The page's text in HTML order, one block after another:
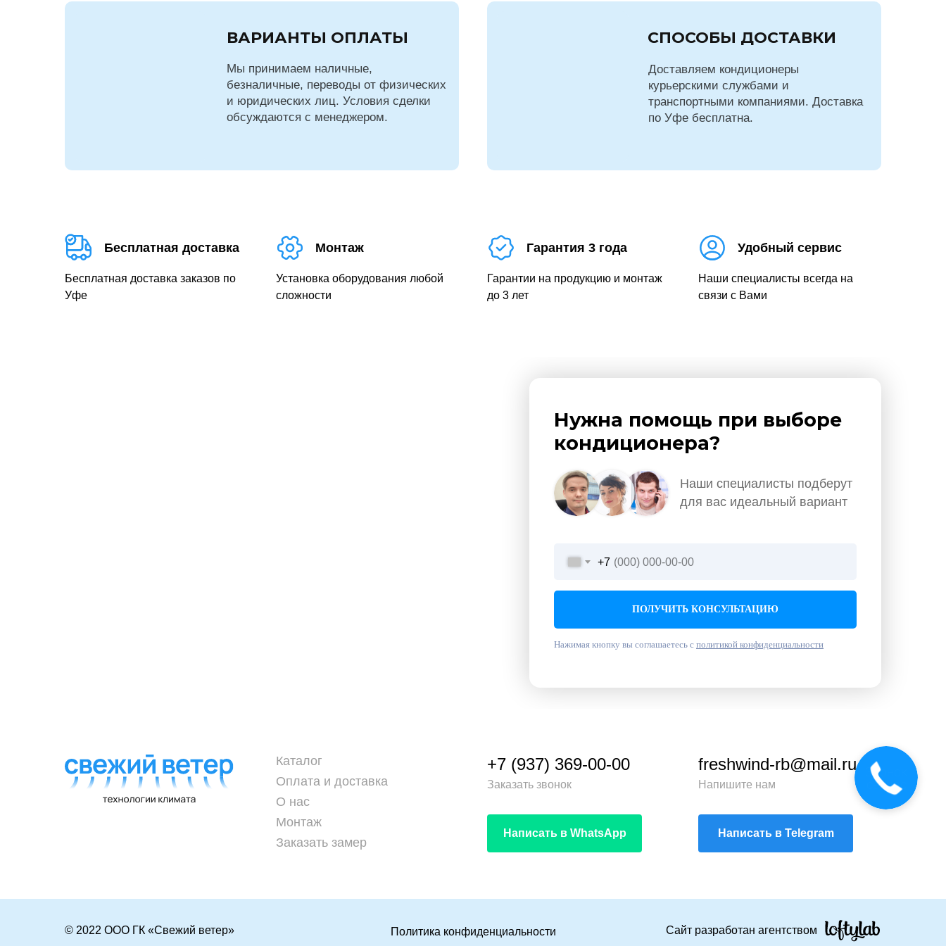
Мы принимаем наличные,
безналичные, переводы от физических
и юридических лиц. Условия сделки
обсуждаются с менеджером.
ВАРИАНТЫ ОПЛАТЫ
Доставляем кондиционеры
курьерскими службами и
транспортными компаниями. Доставка
по Уфе бесплатна.
СПОСОБЫ ДОСТАВКИ
Бесплатная доставка
Бесплатная доставка заказов по
Уфе
Монтаж
Установка оборудования любой
сложности
Гарантия 3 года
Гарантии на продукцию и монтаж
до 3 лет
Удобный сервис
Наши специалисты всегда на
связи с Вами
Наши специалисты подберут
для вас идеальный вариант
Нужна помощь при выборе
кондиционера?
+7
ПОЛУЧИТЬ КОНСУЛЬТАЦИЮ
Нажимая кнопку вы соглашаетесь с политикой конфиденциальности
+7 (937) 369-00-00
Заказать звонок
freshwind-rb@mail.ru
Напишите нам
Каталог
Оплата и доставка
О нас
Монтаж
Заказать замер
Написать в WhatsApp Написать в Telegram
Сайт разработан агентством
© 2022 ООО ГК «Свежий ветер» Политика конфиденциальности